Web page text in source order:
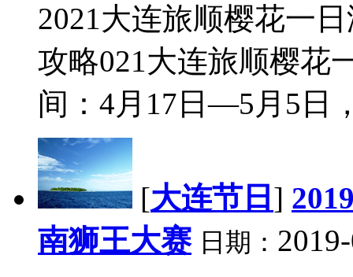
2021大连旅顺樱花一
攻略021大连旅顺樱花
间：4月17日—5月5日
[大连节日 ]
南狮王大赛 日期：